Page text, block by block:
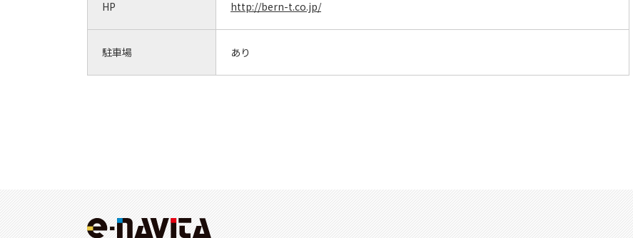
HP http://bern-t.co.jp/
駐車場 あり